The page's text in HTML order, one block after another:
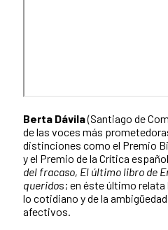
Berta Dávila(Santiago de
de las voces más
distinciones como el Premio
y el Premio de la Crítica
del fracaso, El último libro de
queridos; en éste último relata
lo cotidiano y de la
afectivos.